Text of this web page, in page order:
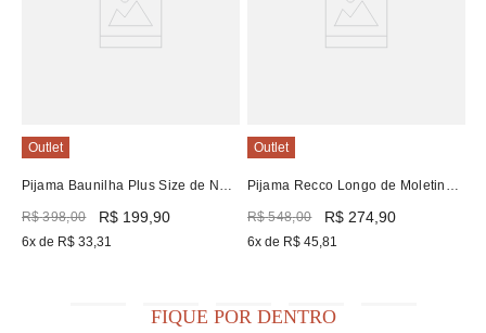
Outlet
Pijama Baunilha Plus Size de New
R$ 398,00 R$ 199 ,90
6x de R$ 33,31
Outlet
Pijama Recco Longo de Moletinho
R$ 548,00 R$ 274 ,90
6x de R$ 45,81
FIQUE POR DENTRO